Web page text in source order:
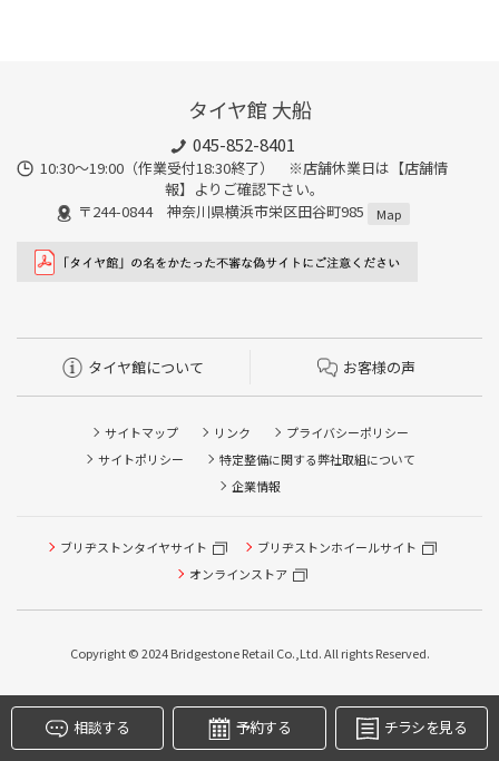
タイヤ館 大船
045-852-8401
10:30～19:00（作業受付18:30終了） ※店舗休業日は【店舗情
報】よりご確認下さい。
〒244-0844 神奈川県横浜市栄区田谷町985
Map
タイヤ館について お客様の声
サイトマップ リンク
プライバシーポリシー
サイトポリシー
特定整備に関する弊社取組について
企業情報
ブリヂストンタイヤサイト
ブリヂストンホイールサイト
オンラインストア
Copyright © 2024 Bridgestone Retail Co.,Ltd. All rights Reserved.
相談する 予約する チラシを見る
タイヤ点検・安全点検/タイヤ履き替え/オイル交換/その他
ピット作業の予約
本日のタイヤ履き替え順番待ち予約 ※クローク契約会員の